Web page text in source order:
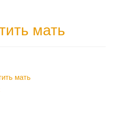
мать
мать